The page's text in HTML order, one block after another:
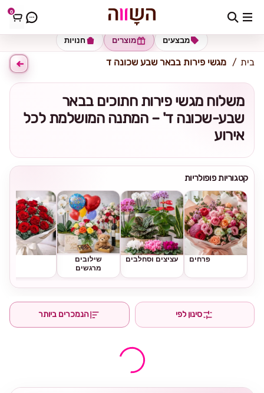
0 כתובת למשלוח הזינו כתובת
חנויות מוצרים מבצעים
בית מגשי פירות בבאר שבע שכונה ד
משלוח מגשי פירות חתוכים בבאר
שבע-שכונה ד' – המתנה המושלמת לכל
אירוע
קטגוריות פופולריות
פרחים עציצים וסחלבים
שילובים
מרגשים
סינון לפי הנמכרים ביותר